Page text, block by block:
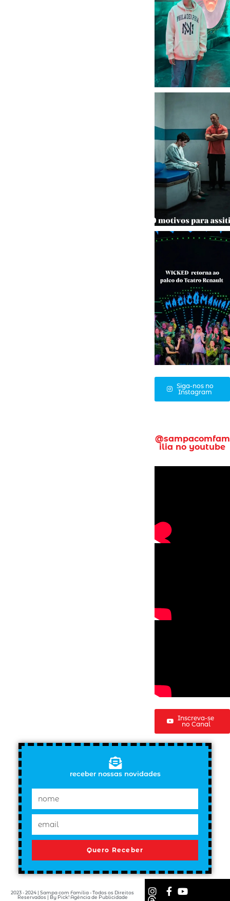
Siga-nos no
Instagram
@sampacomfam
ilia no youtube
Inscreva-se
no Canal
receber nossas novidades
Quero Receber
2023 - 2024 | Sampa com Família - Todos os Direitos
Reservados | By Pick! Agência de Publicidade